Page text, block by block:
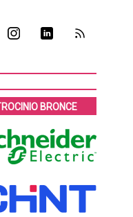
BRONCE